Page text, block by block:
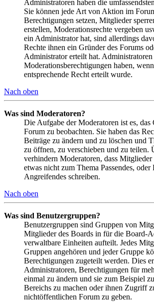
Administratoren haben die
Sie können jede Art von Aktion im
Berechtigungen setzen, Mitglieder
erstellen, Moderationsrechte vergeben
ein Administrator hat, sind allerdings
Rechte ihnen ein Gründer des Forums
Administrator erteilt hat.
Moderationsberechtigungen haben,
entsprechende Recht erteilt wurde.
Nach oben
Was sind Moderatoren?
Die Aufgabe der Moderatoren ist es, das
Forum zu beobachten. Sie haben das
Beiträge zu ändern und zu löschen und
zu öffnen, zu verschieben und zu teilen.
verhindern Moderatoren, dass
etwas nicht zum Thema Passendes,
Angreifendes schreiben.
Nach oben
Was sind Benutzergruppen?
Benutzergruppen sind Gruppen von
Mitglieder des Boards in für die Board-
verwaltbare Einheiten aufteilt. Jedes
Gruppen angehören und jeder Gruppe
Berechtigungen zugeteilt werden. Dies
Administratoren, Berechtigungen für
einmal zu ändern und sie zum Beispiel
Bereichs zu machen oder ihnen Zugriff
nichtöffentlichen Forum zu geben.